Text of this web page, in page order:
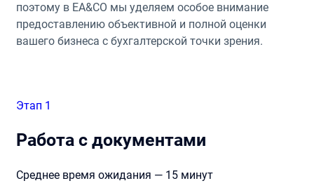
поэтому в EA&CO мы уделяем особое внимание
предоставлению объективной и полной оценки
вашего бизнеса с бухгалтерской точки зрения.
Этап 1
Работа с документами
Среднее время ожидания — 15 минут